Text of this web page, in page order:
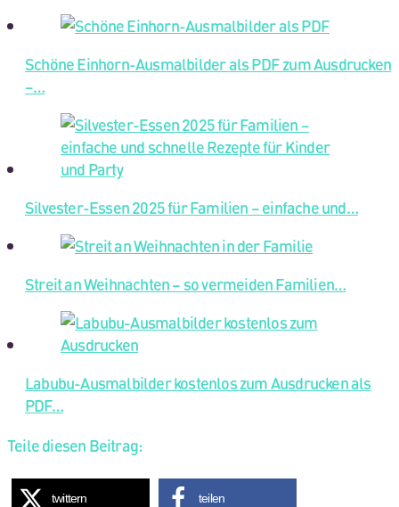
Schöne Einhorn-Ausmalbilder als PDF zum Ausdrucken
–…
Silvester-Essen 2025 für Familien – einfache und…
Streit an Weihnachten – so vermeiden Familien…
Labubu-Ausmalbilder kostenlos zum Ausdrucken als
PDF…
Teile diesen Beitrag:
twittern teilen